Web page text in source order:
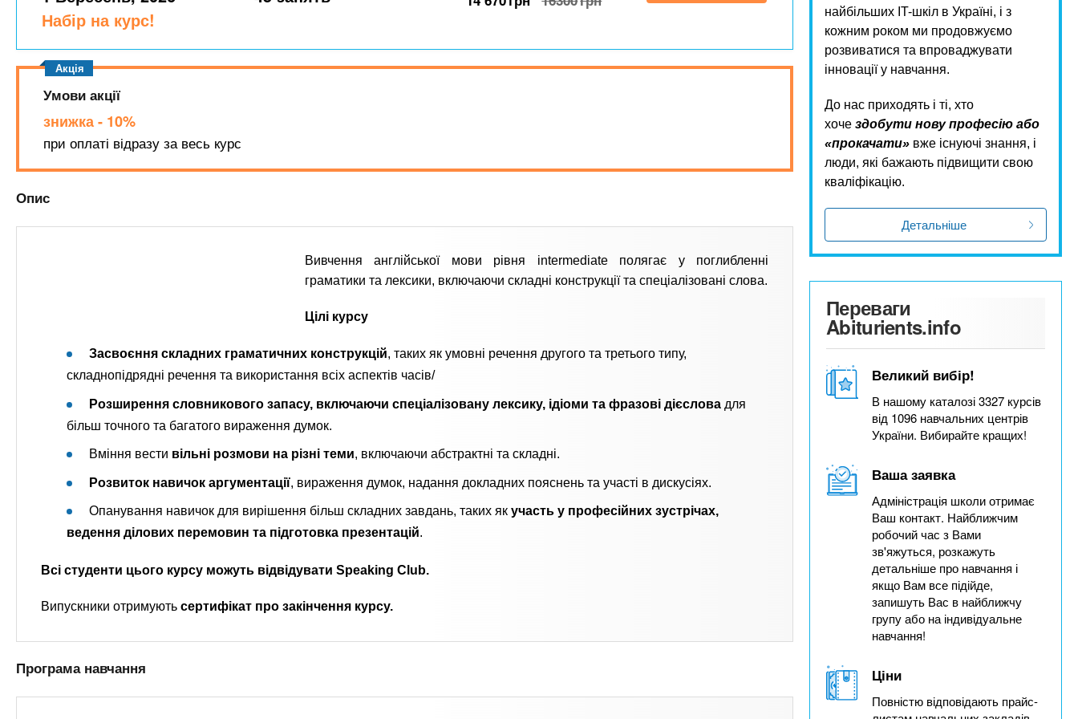
n
t
i
n
з
а
д
і
Набір на курс!
Умови акції
знижка - 10%
при оплаті відразу за весь курс
Опис
Вивчення англійської мови рівня intermediate полягає у поглибленні
граматики та лексики, включаючи складні конструкції та спеціалізовані слова.
Цілі курсу
Засвоєння складних граматичних конструкцій, таких як умовні речення другого та третього типу,
складнопідрядні речення та використання всіх аспектів часів/
Розширення словникового запасу, включаючи спеціалізовану лексику, ідіоми та фразові дієслова для
більш точного та багатого вираження думок.
Вміння вести вільні розмови на різні теми, включаючи абстрактні та складні.
Розвиток навичок аргументації, вираження думок, надання докладних пояснень та участі в дискусіях.
Опанування навичок для вирішення більш складних завдань, таких як участь у професійних зустрічах,
ведення ділових перемовин та підготовка презентацій.
Всі студенти цього курсу можуть відвідувати Speaking Club.
Випускники отримують сертифікат про закінчення курсу.
Програма навчання
найбільших IT-шкіл в Україні, і з
кожним роком ми продовжуємо
розвиватися та впроваджувати
інновації у навчання.
До нас приходять і ті, хто
хоче здобути нову професію або
«прокачати» вже існуючі знання, і
люди, які бажають підвищити свою
кваліфікацію.
Детальніше
Переваги
Abiturients.info
Великий вибір!
В нашому каталозі 3327 курсів
від 1096 навчальних центрів
України. Вибирайте кращих!
Ваша заявка
Адміністрація школи отримає
Ваш контакт. Найближчим
робочий час з Вами
зв'яжуться, розкажуть
детальніше про навчання і
якщо Вам все підійде,
запишуть Вас в найближчу
групу або на індивідуальне
навчання!
Ціни
Повністю відповідають прайс-